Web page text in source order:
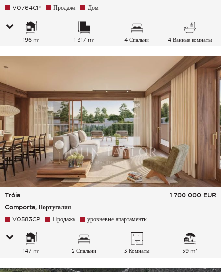
V0764CP Продажа Дом
196 m² 1 317 m² 4 Спальни 4 Ванные комнаты
Tróia
Comporta, Португалия
1 700 000 EUR
V0583CP Продажа уровневые апартаменты
147 m² 2 Спальни 3 Комнаты 59 m²